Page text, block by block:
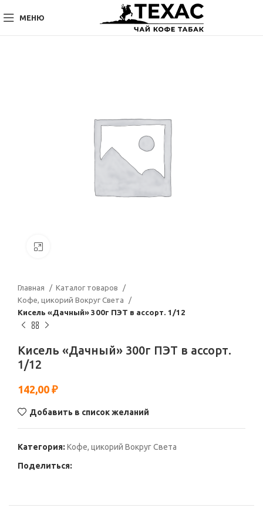
МЕНЮ
Главная
Каталог товаров
Кофе, цикорий Вокруг Света
Кисель «Дачный» 300г ПЭТ в ассорт. 1/12
Кисель «Дачный» 300г ПЭТ в ассорт.
1/12
142,00 ₽
Добавить в список желаний
Категория: Кофе, цикорий Вокруг Света
Поделиться: